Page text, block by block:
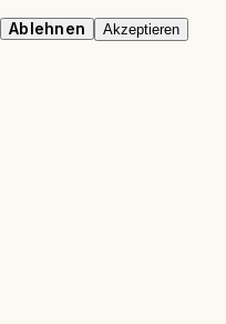
Ablehnen Akzeptieren